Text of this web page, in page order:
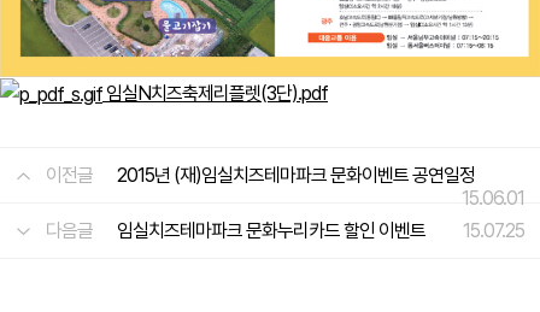
임실N치즈축제리플렛(3단).pdf
이전글
2015년 (재)임실치즈테마파크 문화이벤트 공연일정
15.06.01
다음글
임실치즈테마파크 문화누리카드 할인 이벤트 15.07.25